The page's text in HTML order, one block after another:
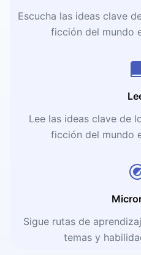
Escucha las ideas clave
ficción del mundo
Lee las ideas clave de
ficción del mundo
Sigue rutas de
temas y